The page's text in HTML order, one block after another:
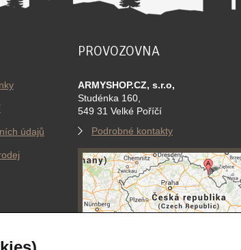
údajů
PROVOZOVNA
ARMYSHOP.CZ, s.r.o,
Studénka 160,
549 31 Velké Poříčí
Podrobné kontakty